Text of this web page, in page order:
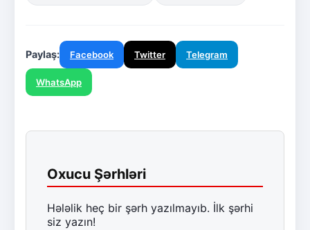
Paylaş: Facebook Twitter Telegram
WhatsApp
Oxucu Şərhləri
Hələlik heç bir şərh yazılmayıb. İlk şərhi
siz yazın!